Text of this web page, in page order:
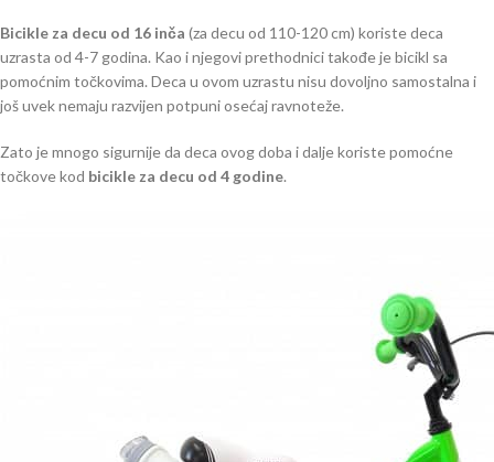
Bicikle za decu od 16 inča (za decu od 110-120 cm) koriste deca
uzrasta od 4-7 godina. Kao i njegovi prethodnici takođe je bicikl sa
pomoćnim točkovima. Deca u ovom uzrastu nisu dovoljno samostalna i
još uvek nemaju razvijen potpuni osećaj ravnoteže.
Zato je mnogo sigurnije da deca ovog doba i dalje koriste pomoćne
točkove kod bicikle za decu od 4 godine.